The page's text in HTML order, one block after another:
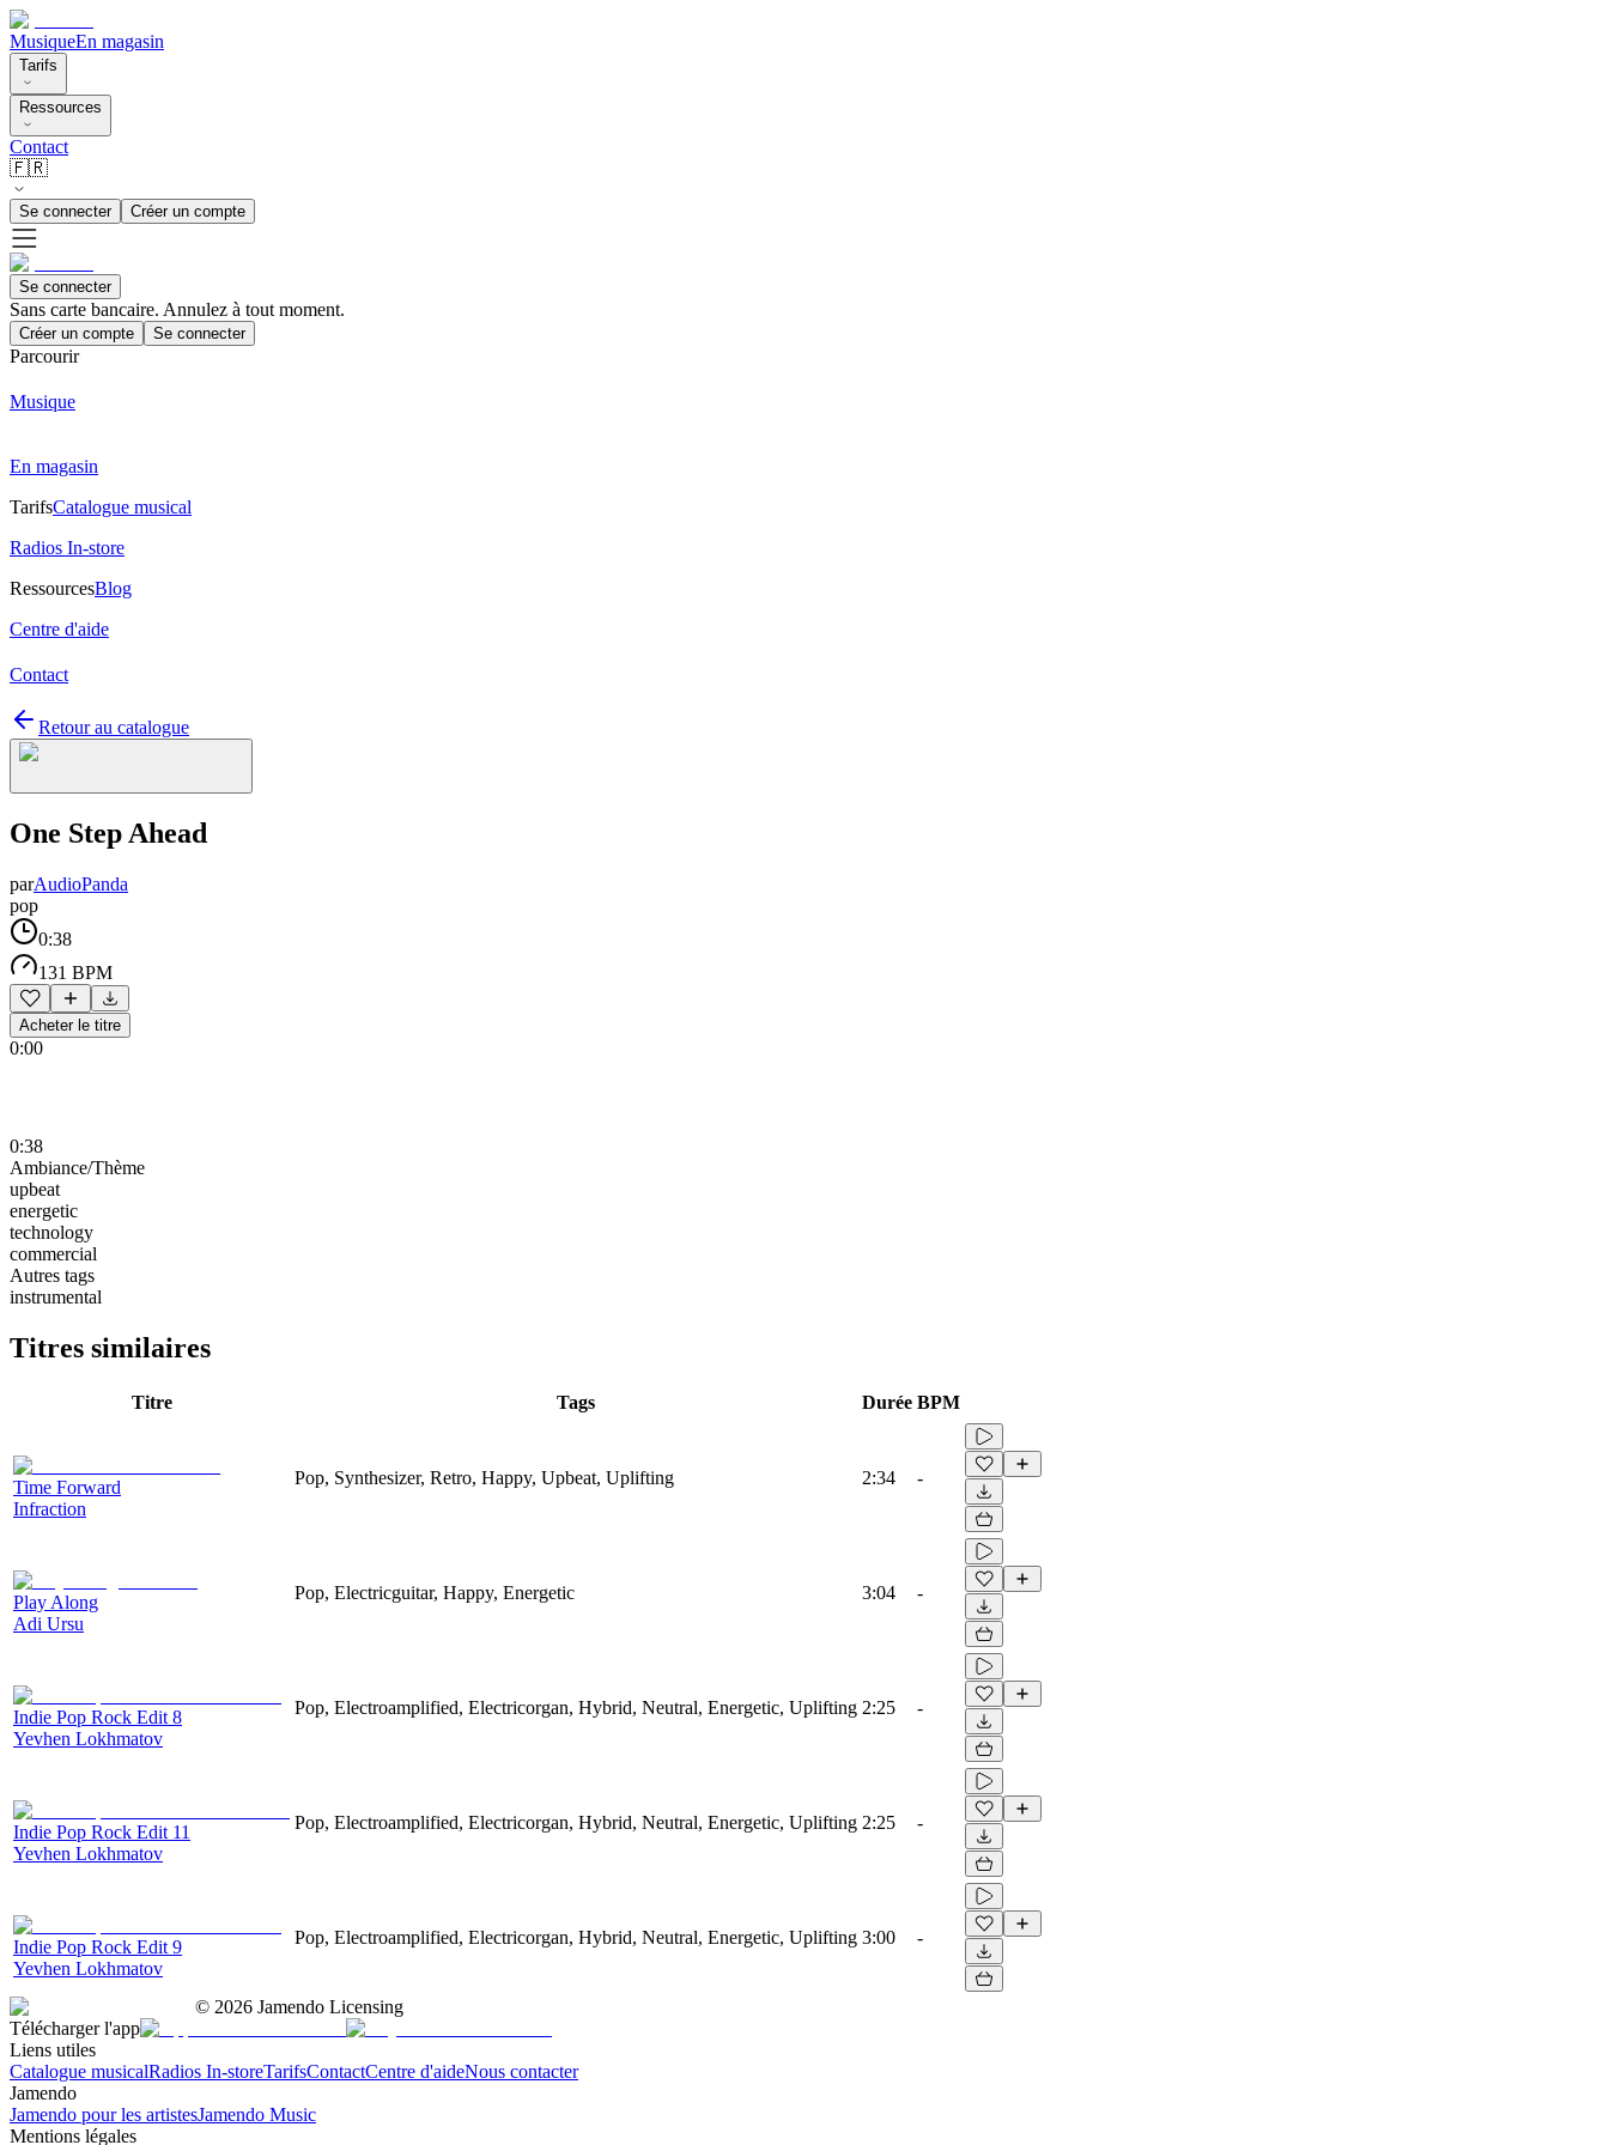
MusiqueEn magasin
Tarifs
Ressources
Contact
🇫🇷
Se connecter Créer un compte
Se connecter
Sans carte bancaire. Annulez à tout moment.
Créer un compte Se connecter
Parcourir
Musique
En magasin
TarifsCatalogue musical
Radios In-store
RessourcesBlog
Centre d'aide
Contact
Retour au catalogue
One Step Ahead
parAudioPanda
pop
0:38
131 BPM
Acheter le titre
0:00
0:38
Ambiance/Thème
upbeat
energetic
technology
commercial
Autres tags
instrumental
Titres similaires
Titre Tags Durée BPM
Time Forward
Infraction
Pop, Synthesizer, Retro, Happy, Upbeat, Uplifting 2:34 -
Play Along
Adi Ursu
Pop, Electricguitar, Happy, Energetic 3:04 -
Indie Pop Rock Edit 8
Yevhen Lokhmatov
Pop, Electroamplified, Electricorgan, Hybrid, Neutral, Energetic, Uplifting 2:25 -
Indie Pop Rock Edit 11
Yevhen Lokhmatov
Pop, Electroamplified, Electricorgan, Hybrid, Neutral, Energetic, Uplifting 2:25 -
Indie Pop Rock Edit 9
Yevhen Lokhmatov
Pop, Electroamplified, Electricorgan, Hybrid, Neutral, Energetic, Uplifting 3:00 -
© 2026 Jamendo Licensing
Télécharger l'app
Liens utiles
Catalogue musicalRadios In-storeTarifsContactCentre d'aideNous contacter
Jamendo
Jamendo pour les artistesJamendo Music
Mentions légales